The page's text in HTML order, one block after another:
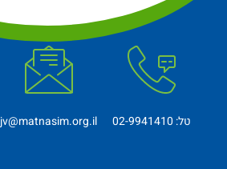
טל: 02-9941410 jv@matnasim.org.il